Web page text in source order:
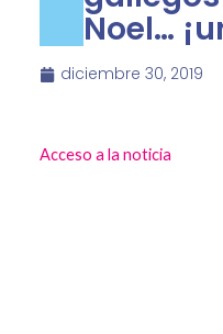
Noel…
diciembre 30, 2019
Acceso a la noticia